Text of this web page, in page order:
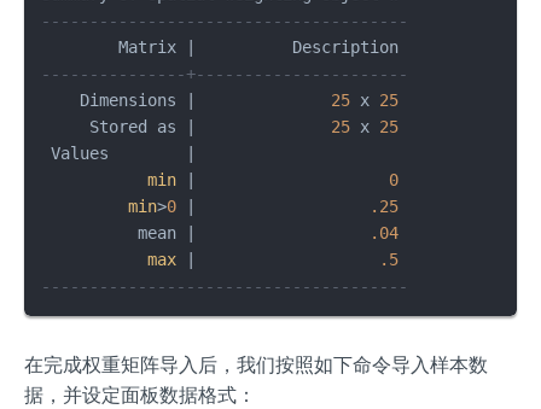
--------------------------------------
---------------+----------------------
    Dimensions |
25 x 25
     Stored as |
25 x 25
Values        |
min
0
min>0
.25
          mean |
.04
max
.5
--------------------------------------
在完成权重矩阵导入后，我们按照如下命令导入样本数
据，并设定面板数据格式：